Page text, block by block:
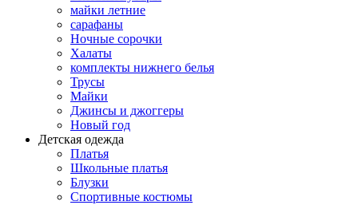
майки летние
сарафаны
Ночные сорочки
Халаты
комплекты нижнего белья
Трусы
Майки
Джинсы и джоггеры
Новый год
Детская одежда
Платья
Школьные платья
Блузки
Спортивные костюмы